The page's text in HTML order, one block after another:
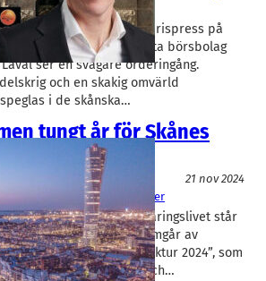
Skåne dras med prispress på
Skånes största börsbolag
ser en svagare orderingång.
och en skakig omvärld
i de skånska…
tungt år för Skånes
21 nov 2024
Skåne
Björn Ovander
delar inom det skånska näringslivet står
stora utmaningar. Det framgår av
utgåva “Skånsk konjunktur 2024”, som
av Sparbanken Skåne och…